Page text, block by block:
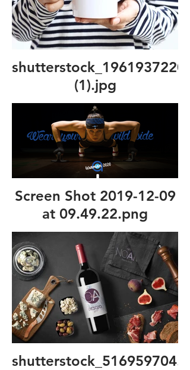
shutterstock_1961937220
(1).jpg
Screen Shot 2019-12-09
at 09.49.22.png